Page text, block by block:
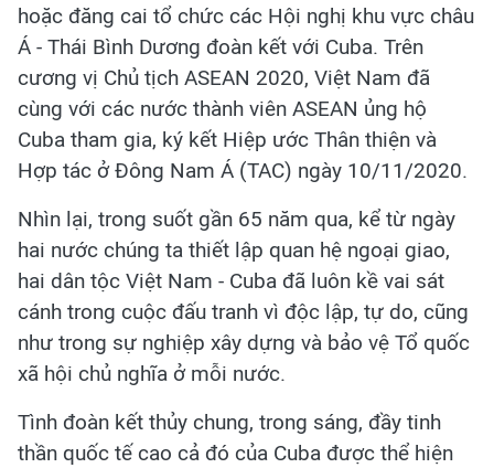
hoặc đăng cai tổ chức các Hội nghị khu vực châu
Á - Thái Bình Dương đoàn kết với Cuba. Trên
cương vị Chủ tịch ASEAN 2020, Việt Nam đã
cùng với các nước thành viên ASEAN ủng hộ
Cuba tham gia, ký kết Hiệp ước Thân thiện và
Hợp tác ở Đông Nam Á (TAC) ngày 10/11/2020.
Nhìn lại, trong suốt gần 65 năm qua, kể từ ngày
hai nước chúng ta thiết lập quan hệ ngoại giao,
hai dân tộc Việt Nam - Cuba đã luôn kề vai sát
cánh trong cuộc đấu tranh vì độc lập, tự do, cũng
như trong sự nghiệp xây dựng và bảo vệ Tổ quốc
xã hội chủ nghĩa ở mỗi nước.
Tình đoàn kết thủy chung, trong sáng, đầy tinh
thần quốc tế cao cả đó của Cuba được thể hiện